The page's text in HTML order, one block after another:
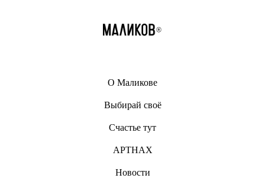
О Маликове
Выбирай своё
Счастье тут
АРТНАХ
Новости